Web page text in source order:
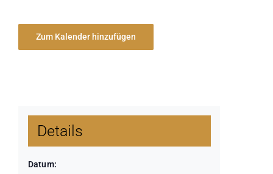
Zum Kalender hinzufügen
Details
Datum: